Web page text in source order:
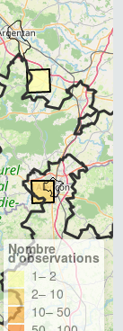
Nombre
d'observations
1– 2
2– 10
10– 50